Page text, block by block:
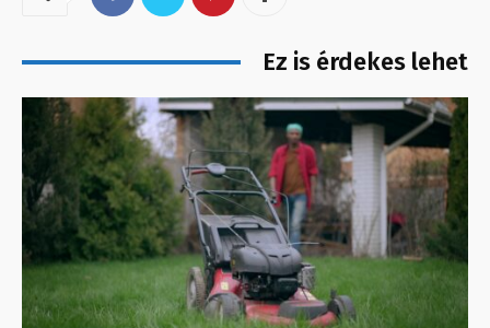
Ez is érdekes lehet